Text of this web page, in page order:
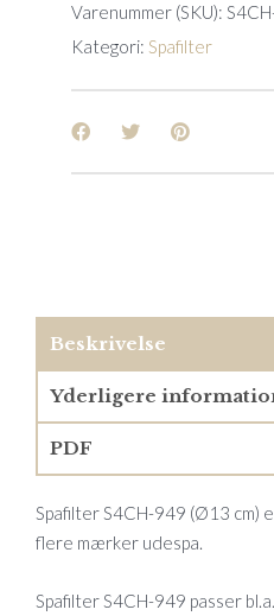
Varenummer (SKU):
Kategori: Spafilter
Beskrivelse
Yderligere
PDF
Spafilter S4CH-949 (Ø13 cm)
flere mærker udespa.
Spafilter S4CH-949 passer